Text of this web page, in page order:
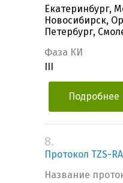
Екатеринбург,
Новосибирск,
Петербург,
Фаза КИ
Подробнее
8.
Протокол TZS-
Название